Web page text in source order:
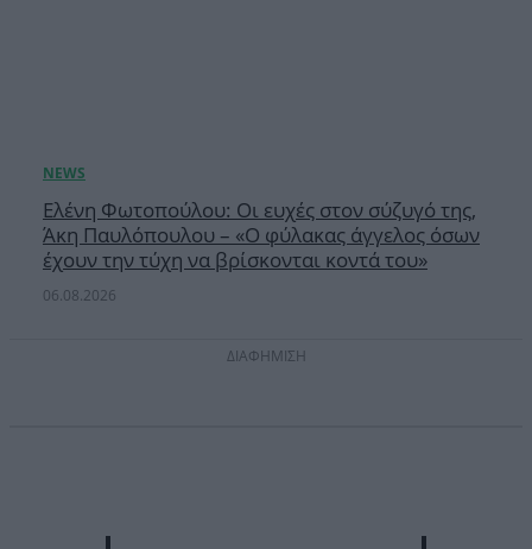
Ελένη Φωτοπούλου: Οι ευχές στον σύζυγό της,
Άκη Παυλόπουλου – «Ο φύλακας άγγελος όσων
έχουν την τύχη να βρίσκονται κοντά του»
06.08.2026
ΔΙΑΦΗΜΙΣΗ